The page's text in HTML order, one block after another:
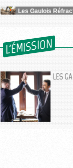
L'ÉMISSION
LES